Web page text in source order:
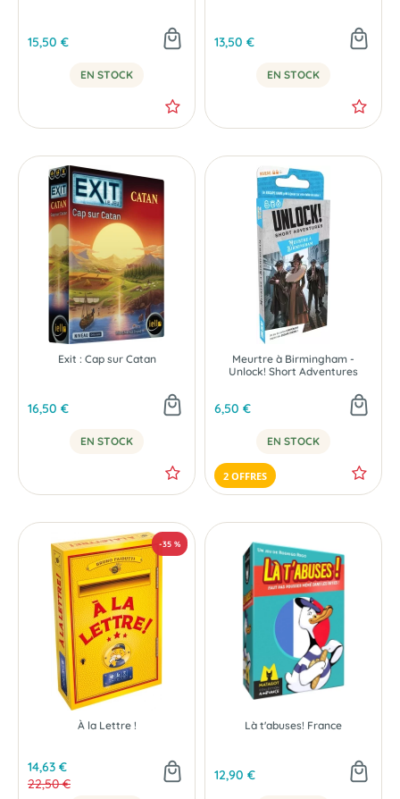
15,50 €
EN STOCK
13,50 €
EN STOCK
Exit : Cap sur Catan
16,50 €
EN STOCK
Meurtre à Birmingham -
Unlock! Short Adventures
6,50 €
EN STOCK
2 OFFRES
À la Lettre !
14,63 €
22,50 €
Là t'abuses! France
12,90 €